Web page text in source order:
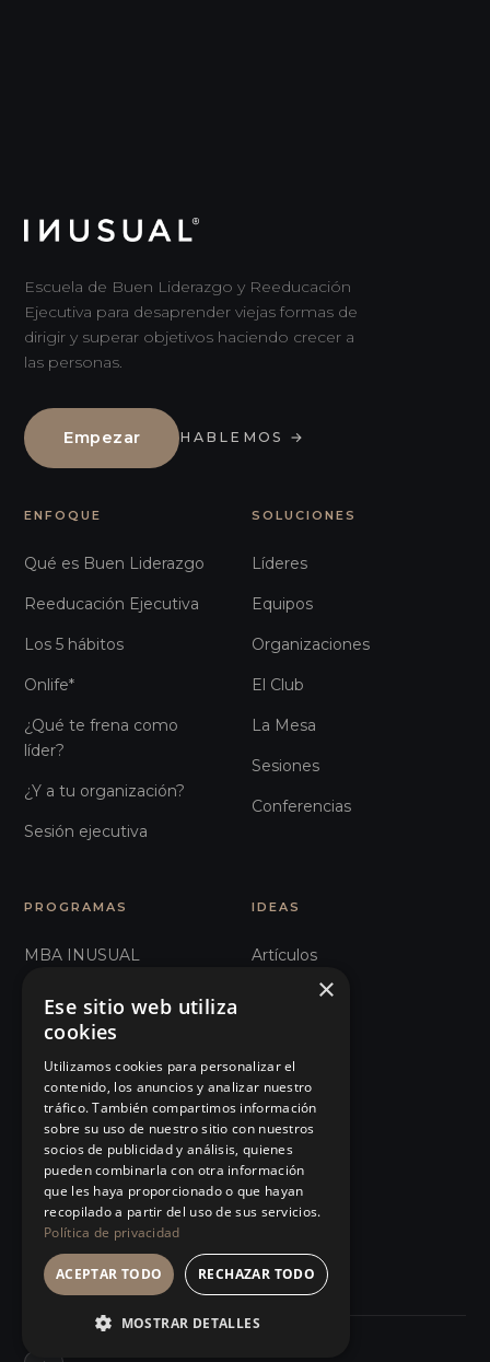
Escuela de Buen Liderazgo y Reeducación
Ejecutiva para desaprender viejas formas de
dirigir y superar objetivos haciendo crecer a
las personas.
Empezar HABLEMOS →
ENFOQUE
Qué es Buen Liderazgo
Reeducación Ejecutiva
Los 5 hábitos
Onlife*
¿Qué te frena como
líder?
¿Y a tu organización?
Sesión ejecutiva
SOLUCIONES
Líderes
Equipos
Organizaciones
El Club
La Mesa
Sesiones
Conferencias
PROGRAMAS
MBA INUSUAL
Humanos con Recursos
Recursos Inhumanos
Comunicación e
Influencia
101 Errores de liderazgo
Organizaciones Sanitarias
Ver todos…
IDEAS
Artículos
Podcast
Manifiesto
Eventos
Tienda
×
Ese sitio web utiliza
cookies
Utilizamos cookies para personalizar el
contenido, los anuncios y analizar nuestro
tráfico. También compartimos información
sobre su uso de nuestro sitio con nuestros
socios de publicidad y análisis, quienes
pueden combinarla con otra información
que les haya proporcionado o que hayan
recopilado a partir del uso de sus servicios.
Política de privacidad
ACEPTAR TODO RECHAZAR TODO
MOSTRAR DETALLES